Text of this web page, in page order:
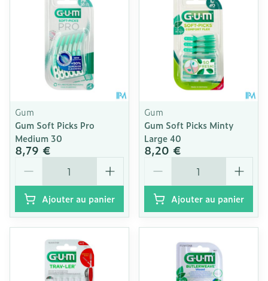
Gum
Gum Soft Picks Pro
Medium 30
8,79 €
Ajouter au panier
Gum
Gum Soft Picks Minty
Large 40
8,20 €
Ajouter au panier